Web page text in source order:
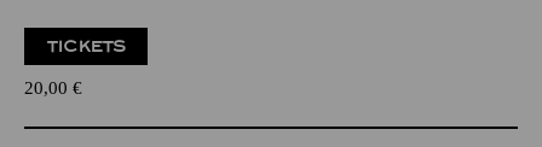
TICKETS
20,00 €